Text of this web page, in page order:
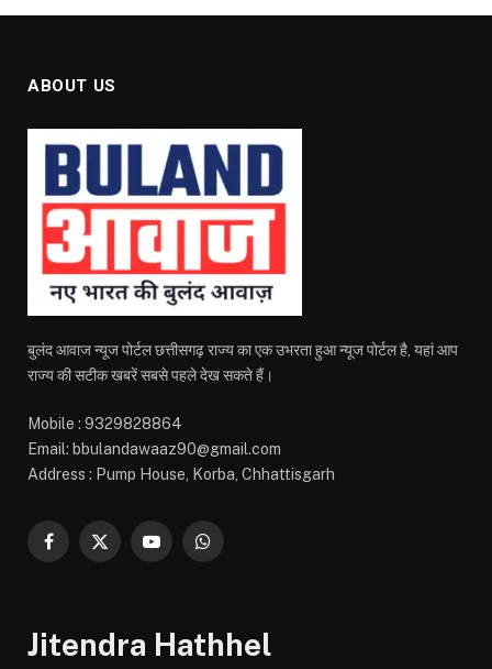
ABOUT US
बुलंद आवाज न्यूज पोर्टल छत्तीसगढ़ राज्य का एक उभरता हुआ न्यूज पोर्टल है, यहां आप
राज्य की सटीक खबरें सबसे पहले देख सकते हैं।
Mobile : 9329828864
Email: bbulandawaaz90@gmail.com
Address : Pump House, Korba, Chhattisgarh
Facebook
X
YouTubeWhatsApp
Jitendra Hathhel